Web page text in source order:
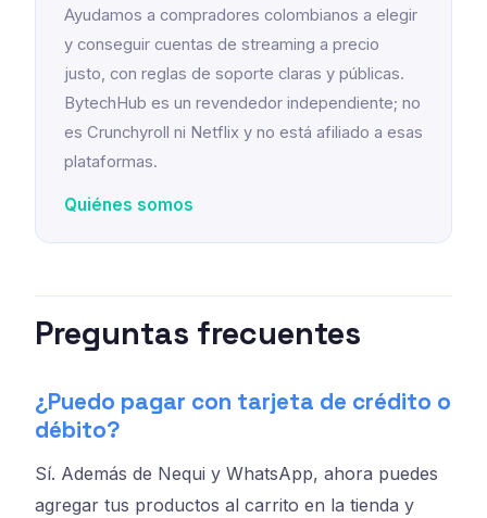
Ayudamos a compradores colombianos a elegir
y conseguir cuentas de streaming a precio
justo, con reglas de soporte claras y públicas.
BytechHub es un revendedor independiente; no
es Crunchyroll ni Netflix y no está afiliado a esas
plataformas.
Quiénes somos
Preguntas frecuentes
¿Puedo pagar con tarjeta de crédito o
débito?
Sí. Además de Nequi y WhatsApp, ahora puedes
agregar tus productos al carrito en la tienda y